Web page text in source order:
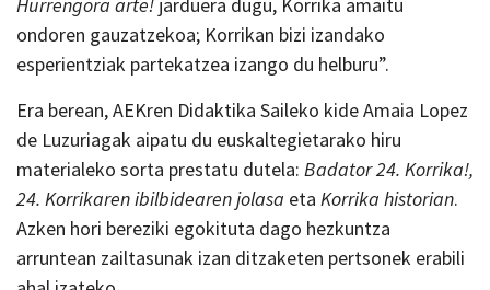
ondoren gauzatzekoa; Korrikan bizi izandako
esperientziak partekatzea izango du helburu”.
Era berean, AEKren Didaktika Saileko kide Amaia Lopez
de Luzuriagak aipatu du euskaltegietarako hiru
materialeko sorta prestatu dutela: Badator 24. Korrika!,
24. Korrikaren ibilbidearen jolasa eta Korrika historian.
Azken hori bereziki egokituta dago hezkuntza
arruntean zailtasunak izan ditzaketen pertsonek erabili